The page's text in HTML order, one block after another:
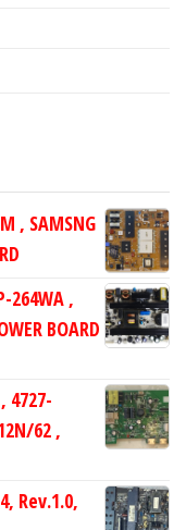
, SAMSNG
264WA ,
BOARD
4727-
62 ,
Rev.1.0,